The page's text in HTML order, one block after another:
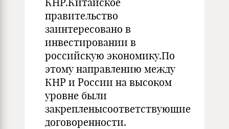
правительство
заинтересовано в
инвестировании в
российскую экономику.По
этому направлению между
КНР и России на высоком
уровне были
закрепленысоответствующие
договоренности.